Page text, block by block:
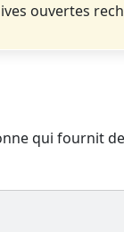
ouvertes
qui fournit